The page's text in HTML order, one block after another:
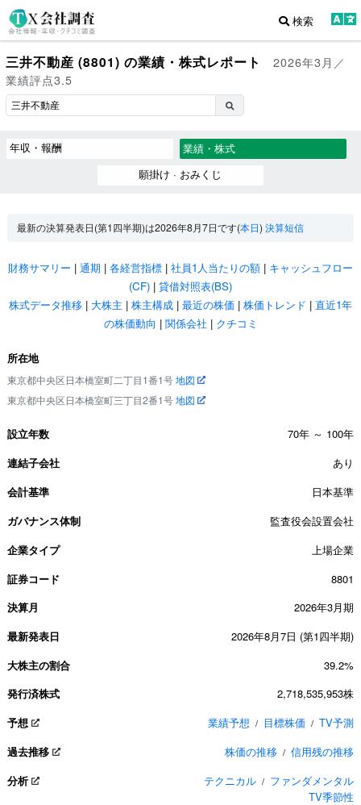
検索
三井不動産 (8801) の業績・株式レポート
2026年3月／
業績評点3.5
年収・報酬
業績・株式
願掛け · おみくじ
最新の決算発表日(第1四半期)は2026年8月7日です(本日)決算短信
財務サマリー | 通期 | 各経営指標 | 社員1人当たりの額 | キャッシュフロー
(CF) | 貸借対照表(BS)
株式データ推移 | 大株主 | 株主構成 | 最近の株価 | 株価トレンド | 直近1年
の株価動向 | 関係会社 | クチコミ
所在地
東京都中央区日本橋室町二丁目1番1号地図
東京都中央区日本橋室町三丁目2番1号地図
設立年数
70年 ～ 100年
連結子会社
あり
会計基準
日本基準
ガバナンス体制
監査役会設置会社
企業タイプ
上場企業
証券コード
8801
決算月
2026年3月期
最新発表日
2026年8月7日 (第1四半期)
大株主の割合
39.2%
発行済株式
2,718,535,953株
予想
業績予想 / 目標株価 / TV予測
過去推移
株価の推移 / 信用残の推移
分析
テクニカル / ファンダメンタル
TV季節性